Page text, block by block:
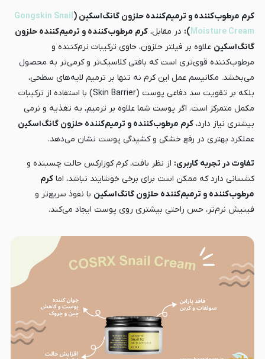
کرم مرطوب‌کننده و ترمیم‌کننده حلزون گانگ‌اسکین (Gongskin Snail
Moisture Cream
): در مقابل، کرم مرطوب‌کننده و ترمیم‌کننده حلزون
گانگ‌اسکین علاوه بر فیلتر حلزون، حاوی ترکیبات نرم‌کننده و
مرطوب‌کننده قوی‌تری است که بافتی کلاسیک‌تر و کرمی‌تر به محصول
می‌بخشد. مکانیسم عمل این کرم نه تنها بر ترمیم لایه‌های سطحی،
بلکه بر تقویت سد دفاعی پوست (Skin Barrier) با استفاده از ترکیبات
مکمل متمرکز است. اگر پوست شما علاوه بر ترمیم، به تغذیه و نرمی
بیشتری نیاز دارد، کرم مرطوب‌کننده و ترمیم‌کننده حلزون گانگ‌اسکین
عملکرد بهتری در رفع خشکی و کشیدگی پوست نشان می‌دهد.
تفاوت در تجربه کاربری: از نظر بافت، کرم کوزارکس حالت چسبنده و
کشسانی دارد که ممکن است برای برخی خوشایند نباشد، اما کرم
مرطوب‌کننده و ترمیم‌کننده حلزون گانگ‌اسکین با نفوذ سریع‌تر و
فینیش نرم‌تر، حس راحتی بیشتری روی پوست ایجاد می‌کند.